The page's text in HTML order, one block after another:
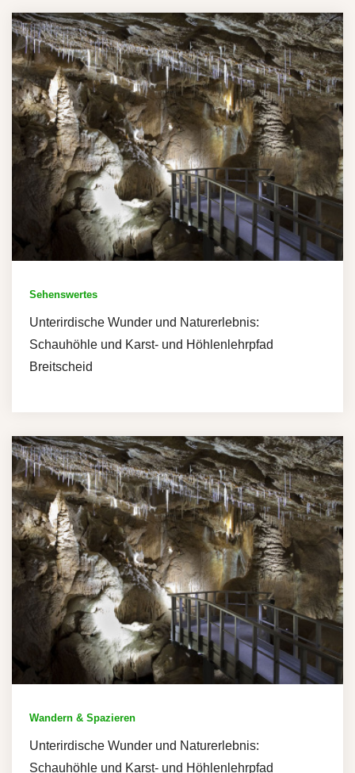
Sehenswertes
Unterirdische Wunder und Naturerlebnis:
Schauhöhle und Karst- und Höhlenlehrpfad
Breitscheid
Wandern & Spazieren
Unterirdische Wunder und Naturerlebnis:
Schauhöhle und Karst- und Höhlenlehrpfad